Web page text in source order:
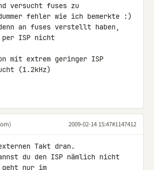
versucht fuses zu
fehler wie ich bemerkte :)
an fuses verstellt haben,
per ISP nicht
mit extrem geringer ISP
(1.2kHz)
2009-02-14 15:47#1147412
Takt dran.
du den ISP nämlich nicht
nur im